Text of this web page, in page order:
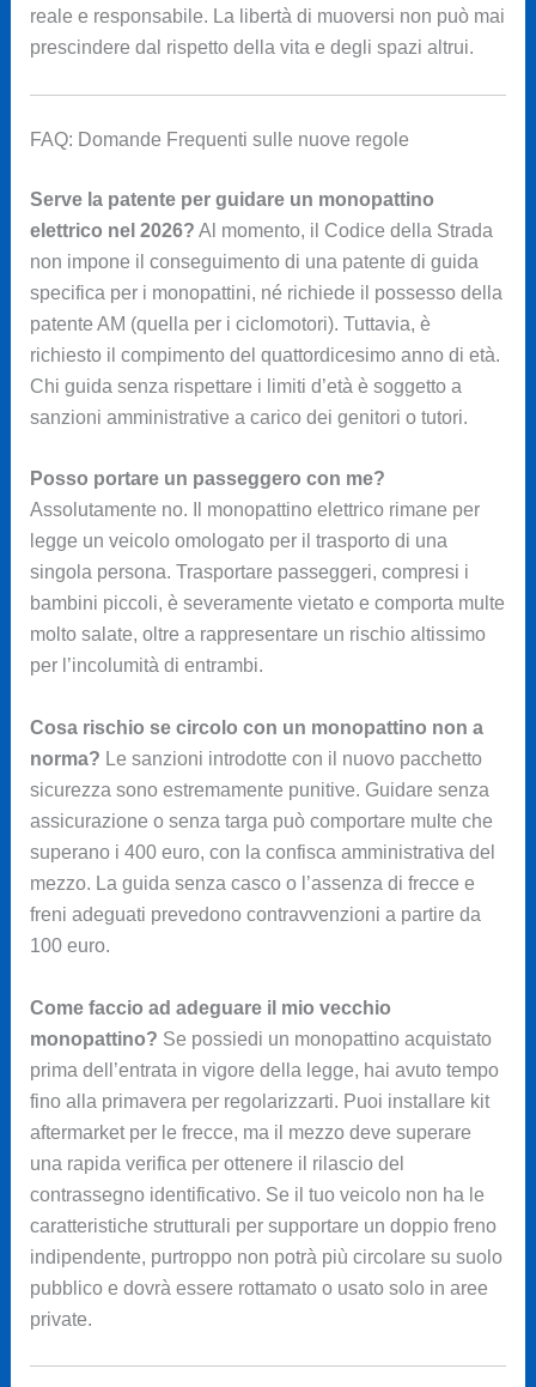
reale e responsabile. La libertà di muoversi non può mai
prescindere dal rispetto della vita e degli spazi altrui.
FAQ: Domande Frequenti sulle nuove regole
Serve la patente per guidare un monopattino
elettrico nel 2026? Al momento, il Codice della Strada
non impone il conseguimento di una patente di guida
specifica per i monopattini, né richiede il possesso della
patente AM (quella per i ciclomotori). Tuttavia, è
richiesto il compimento del quattordicesimo anno di età.
Chi guida senza rispettare i limiti d’età è soggetto a
sanzioni amministrative a carico dei genitori o tutori.
Posso portare un passeggero con me?
Assolutamente no. Il monopattino elettrico rimane per
legge un veicolo omologato per il trasporto di una
singola persona. Trasportare passeggeri, compresi i
bambini piccoli, è severamente vietato e comporta multe
molto salate, oltre a rappresentare un rischio altissimo
per l’incolumità di entrambi.
Cosa rischio se circolo con un monopattino non a
norma? Le sanzioni introdotte con il nuovo pacchetto
sicurezza sono estremamente punitive. Guidare senza
assicurazione o senza targa può comportare multe che
superano i 400 euro, con la confisca amministrativa del
mezzo. La guida senza casco o l’assenza di frecce e
freni adeguati prevedono contravvenzioni a partire da
100 euro.
Come faccio ad adeguare il mio vecchio
monopattino? Se possiedi un monopattino acquistato
prima dell’entrata in vigore della legge, hai avuto tempo
fino alla primavera per regolarizzarti. Puoi installare kit
aftermarket per le frecce, ma il mezzo deve superare
una rapida verifica per ottenere il rilascio del
contrassegno identificativo. Se il tuo veicolo non ha le
caratteristiche strutturali per supportare un doppio freno
indipendente, purtroppo non potrà più circolare su suolo
pubblico e dovrà essere rottamato o usato solo in aree
private.